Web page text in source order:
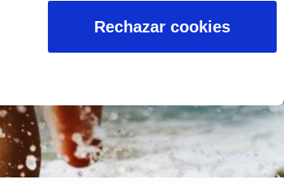
Rechazar cookies